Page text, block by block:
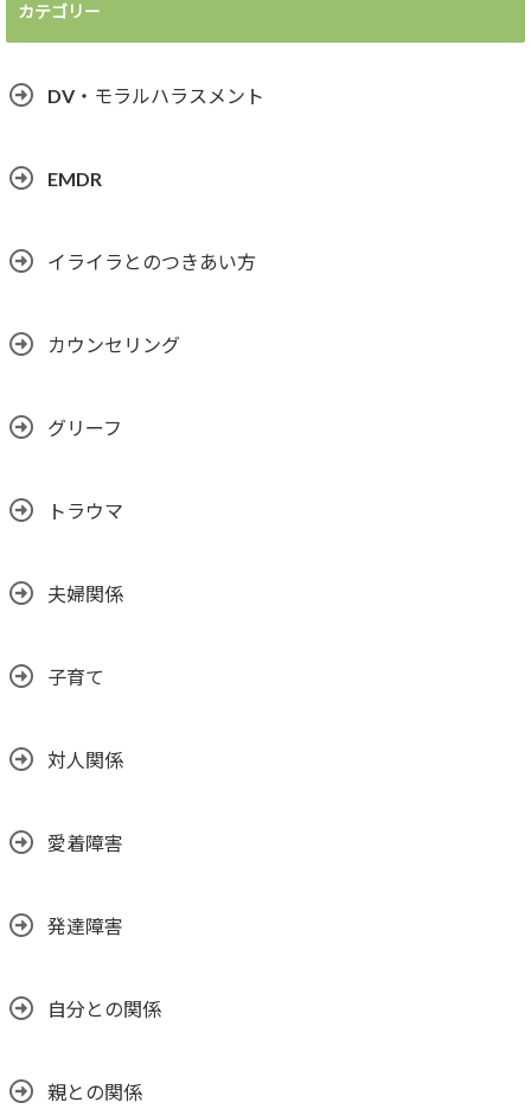
カテゴリー
DV・モラルハラスメント
EMDR
イライラとのつきあい方
カウンセリング
グリーフ
トラウマ
夫婦関係
子育て
対人関係
愛着障害
発達障害
自分との関係
親との関係